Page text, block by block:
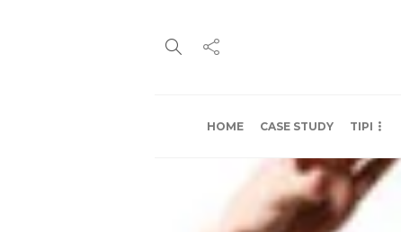
HOME CASE STUDY TIPI